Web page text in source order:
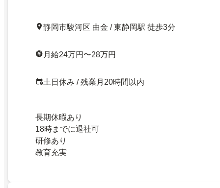
静岡市駿河区 曲金 / 東静岡駅 徒歩3分
月給24万円〜28万円
土日休み / 残業月20時間以内
長期休暇あり
18時までに退社可
研修あり
教育充実